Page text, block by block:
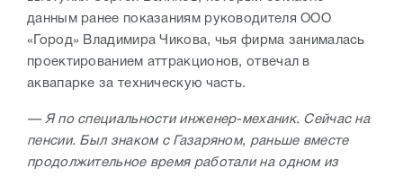
данным ранее показаниям руководителя ООО
«Город» Владимира Чикова, чья фирма занималась
проектированием аттракционов, отвечал в
аквапарке за техническую часть.
— Я по специальности инженер-механик. Сейчас на
пенсии. Был знаком с Газаряном, раньше вместе
продолжительное время работали на одном из